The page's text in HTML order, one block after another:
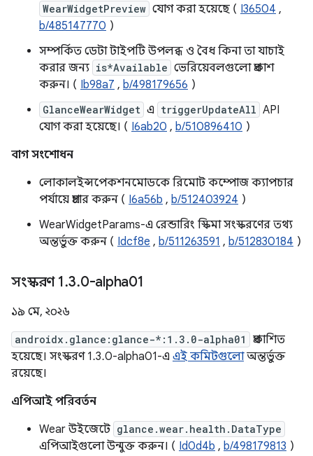
WearWidgetPreview যোগ করা হয়েছে ( I36504 ,
b/485147770 )
সম্পর্কিত ডেটা টাইপটি উপলব্ধ ও বৈধ কিনা তা যাচাই
করার জন্য is*Available ভেরিয়েবলগুলো প্রকাশ
করুন। ( Ib98a7 , b/498179656 )
GlanceWearWidget এ triggerUpdateAll API
যোগ করা হয়েছে। ( I6ab20 , b/510896410 )
বাগ সংশোধন
লোকালইন্সপেকশনমোডকে রিমোট কম্পোজ ক্যাপচার
পর্যায়ে প্রচার করুন ( I6a56b , b/512403924 )
WearWidgetParams-এ রেন্ডারিং স্কিমা সংস্করণের তথ্য
অন্তর্ভুক্ত করুন ( Idcf8e , b/511263591 , b/512830184 )
সংস্করণ 1.3.0-alpha01
১৯ মে, ২০২৬
androidx.glance:glance-*:1.3.0-alpha01
প্রকাশিত
হয়েছে। সংস্করণ 1.3.0-alpha01-এ এই কমিটগুলোঅন্তর্ভুক্ত
রয়েছে।
এপিআই পরিবর্তন
Wear উইজেটে glance.wear.health.DataType
এপিআইগুলো উন্মুক্ত করুন। ( Id0d4b , b/498179813 )